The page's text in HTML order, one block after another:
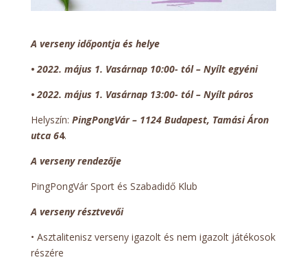
A verseny időpontja és helye
• 2022. május 1. Vasárnap 10:00- tól – Nyílt egyéni
• 2022. május 1. Vasárnap 13:00- tól – Nyílt páros
Helyszín: PingPongVár – 1124 Budapest, Tamási Áron
utca 64.
A verseny rendezője
PingPongVár Sport és Szabadidő Klub
A verseny résztvevői
• Asztalitenisz verseny igazolt és nem igazolt játékosok
részére